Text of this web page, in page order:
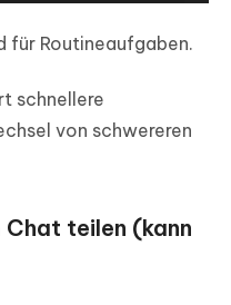
für Routineaufgaben.
schnellere
von schwereren
teilen (kann